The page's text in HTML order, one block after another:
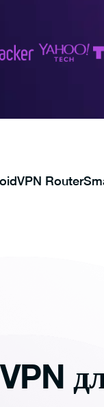
VPN Router